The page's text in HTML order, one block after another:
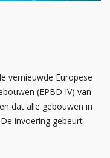
vernieuwde Europese
(EPBD IV) van
dat alle gebouwen in
invoering gebeurt